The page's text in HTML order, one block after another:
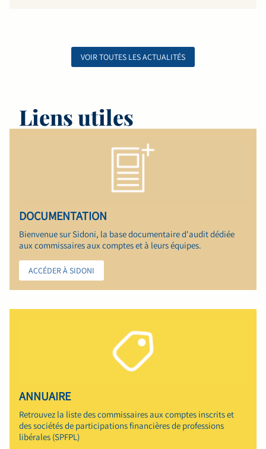
VOIR TOUTES LES ACTUALITÉS
Liens utiles
DOCUMENTATION
Bienvenue sur Sidoni, la base documentaire d'audit dédiée
aux commissaires aux comptes et à leurs équipes.
ACCÉDER À SIDONI
ANNUAIRE
Retrouvez la liste des commissaires aux comptes inscrits et
des sociétés de participations financières de professions
libérales (SPFPL)